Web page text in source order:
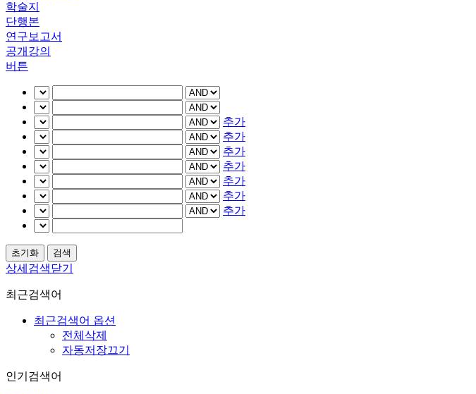
학술지
단행본
연구보고서
공개강의
버튼
추가
추가
추가
추가
추가
추가
추가
상세검색닫기
최근검색어
최근검색어 옵션
전체삭제
자동저장끄기
인기검색어